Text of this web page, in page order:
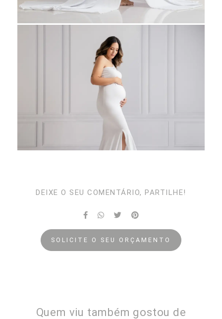
DEIXE O SEU COMENTÁRIO, PARTILHE!
SOLICITE O SEU ORÇAMENTO
Quem viu também gostou de